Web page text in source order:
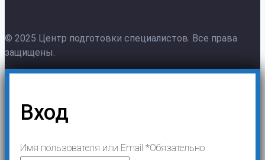
© 2025 Центр подготовки специалистов. Все права
защищены.
Вход
Имя пользователя или Email *Обязательно